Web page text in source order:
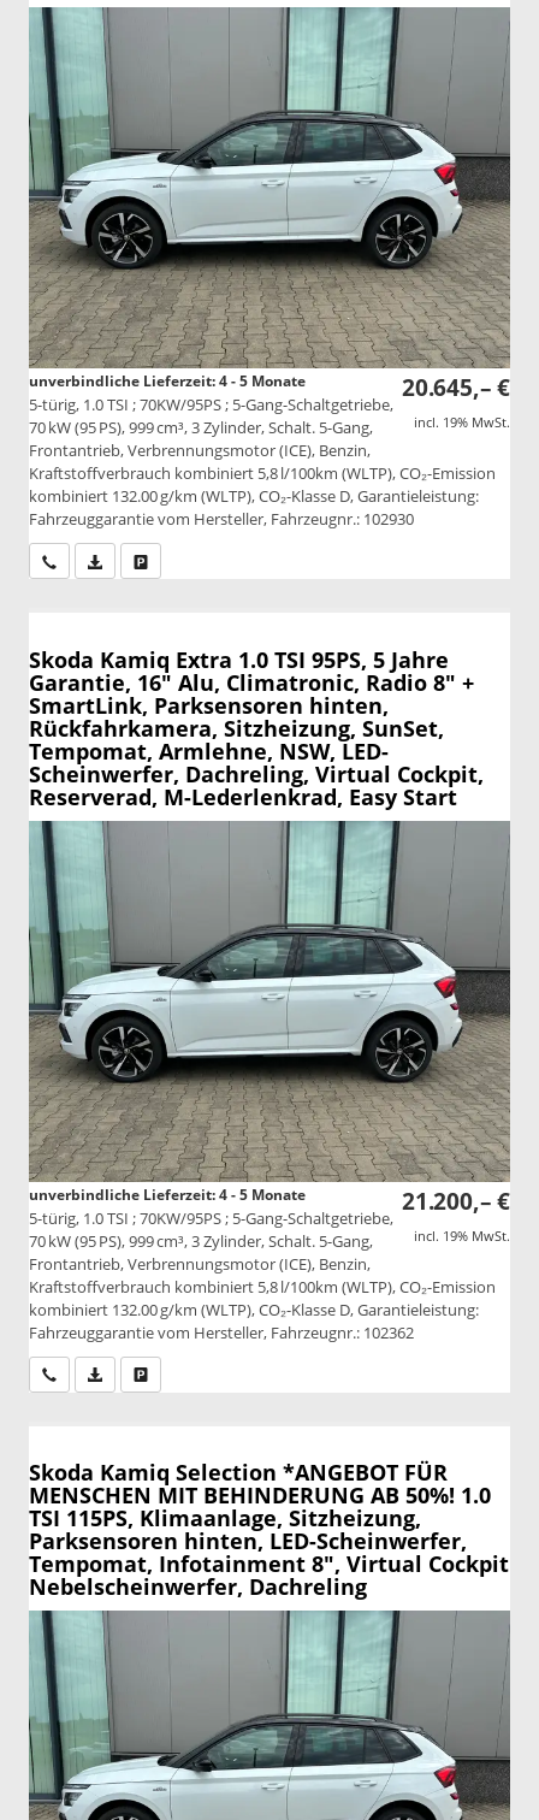
20.645,– €
incl. 19% MwSt.
unverbindliche Lieferzeit: 4 - 5 Monate
5-türig, 1.0 TSI ; 70KW/95PS ; 5-Gang-Schaltgetriebe,
70 kW (95 PS), 999 cm³, 3 Zylinder, Schalt. 5-Gang,
Frontantrieb, Verbrennungsmotor (ICE), Benzin,
Kraftstoffverbrauch kombiniert 5,8 l/100km (WLTP), CO₂-Emission
kombiniert 132.00 g/km (WLTP), CO₂-Klasse D, Garantieleistung:
Fahrzeuggarantie vom Hersteller, Fahrzeugnr.: 102930
Wir rufen Sie anPDF-Datei, Fahrzeugexposé drucken
Skoda Kamiq Extra 1.0 TSI 95PS, 5 Jahre
Garantie, 16" Alu, Climatronic, Radio 8" +
SmartLink, Parksensoren hinten,
Rückfahrkamera, Sitzheizung, SunSet,
Tempomat, Armlehne, NSW, LED-
Scheinwerfer, Dachreling, Virtual Cockpit,
Reserverad, M-Lederlenkrad, Easy Start
21.200,– €
incl. 19% MwSt.
unverbindliche Lieferzeit: 4 - 5 Monate
5-türig, 1.0 TSI ; 70KW/95PS ; 5-Gang-Schaltgetriebe,
70 kW (95 PS), 999 cm³, 3 Zylinder, Schalt. 5-Gang,
Frontantrieb, Verbrennungsmotor (ICE), Benzin,
Kraftstoffverbrauch kombiniert 5,8 l/100km (WLTP), CO₂-Emission
kombiniert 132.00 g/km (WLTP), CO₂-Klasse D, Garantieleistung:
Fahrzeuggarantie vom Hersteller, Fahrzeugnr.: 102362
Wir rufen Sie anPDF-Datei, Fahrzeugexposé drucken
Skoda Kamiq Selection *ANGEBOT FÜR
MENSCHEN MIT BEHINDERUNG AB 50%! 1.0
TSI 115PS, Klimaanlage, Sitzheizung,
Parksensoren hinten, LED-Scheinwerfer,
Tempomat, Infotainment 8", Virtual Cockpit
Nebelscheinwerfer, Dachreling